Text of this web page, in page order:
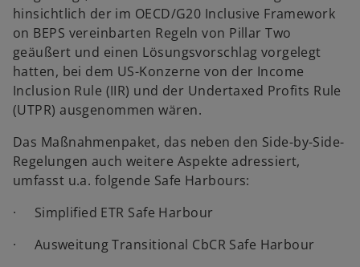
hinsichtlich der im OECD/G20 Inclusive Framework
on BEPS vereinbarten Regeln von Pillar Two
geäußert und einen Lösungsvorschlag vorgelegt
hatten, bei dem US-Konzerne von der Income
Inclusion Rule (IIR) und der Undertaxed Profits Rule
(UTPR) ausgenommen wären.
Das Maßnahmenpaket, das neben den Side-by-Side-
Regelungen auch weitere Aspekte adressiert,
umfasst u.a. folgende Safe Harbours:
· Simplified ETR Safe Harbour
· Ausweitung Transitional CbCR Safe Harbour